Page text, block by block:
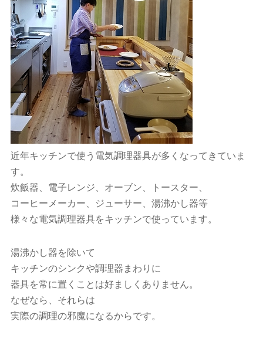
近年キッチンで使う電気調理器具が多くなってきていま
す。
炊飯器、電子レンジ、オーブン、トースター、
コーヒーメーカー、ジューサー、湯沸かし器等
様々な電気調理器具をキッチンで使っています。
湯沸かし器を除いて
キッチンのシンクや調理器まわりに
器具を常に置くことは好ましくありません。
なぜなら、それらは
実際の調理の邪魔になるからです。